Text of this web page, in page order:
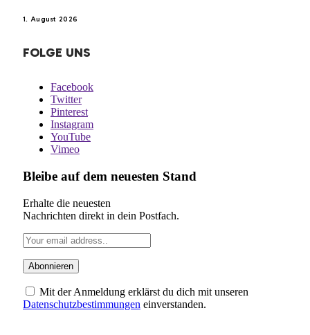
1. August 2026
FOLGE UNS
Facebook
Twitter
Pinterest
Instagram
YouTube
Vimeo
Bleibe auf dem neuesten Stand
Erhalte die neuesten
Nachrichten direkt in dein Postfach.
Mit der Anmeldung erklärst du dich mit unseren
Datenschutzbestimmungen einverstanden.